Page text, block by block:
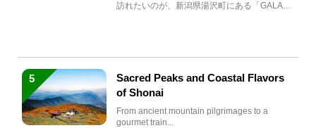
訪れたいのが、新潟県湯沢町にある「GALA湯
5
Sacred Peaks and Coastal Flavors
of Shonai
From ancient mountain pilgrimages to a
gourmet train...